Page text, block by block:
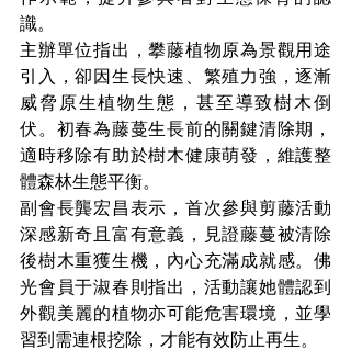
識。
主辦單位指出，攀藤植物原為景觀用途
引入，卻因生長快速、繁殖力強，逐漸
威脅原生植物生態，甚至導致樹木倒
伏。初春為藤蔓生長前的關鍵清除期，
適時移除有助於樹木健康萌發，維護整
體森林生態平衡。
副會長龔宏昌表示，首次參與剪藤活動
深感新奇且富有意義，見證藤蔓被清除
後樹木重獲生機，內心充滿成就感。佛
光會員于淑春則指出，活動讓她體認到
外觀美麗的植物亦可能危害環境，並學
習到需連根挖除，才能有效防止再生。